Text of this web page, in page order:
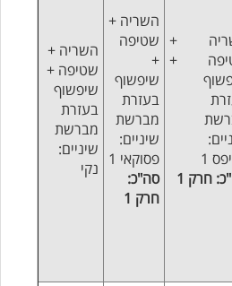
+
+
1
חרק 1
השריה +
שטיפה
+
שיפשוף
בעזרת
מברשת
שיניים:
פסוקאי 1
סה"כ:
חרק 1
השריה +
שטיפה +
שיפשוף
בעזרת
מברשת
שיניים:
נקי